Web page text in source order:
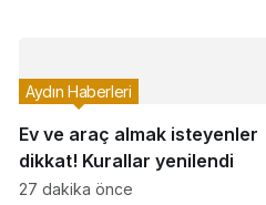
Ev ve araç almak isteyenler
dikkat! Kurallar yenilendi
Aydın Haberleri
27 dakika önce